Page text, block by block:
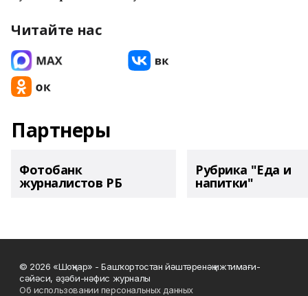
Читайте нас
Партнеры
Фотобанк
журналистов РБ
Рубрика "Еда и
напитки"
© 2026 «Шоңҡар» - Башҡортостан йәштәренәң ижтимағи-
сәйәси, әҙәби-нәфис журналы
Об использовании персональных данных